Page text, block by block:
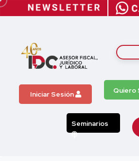
Iniciar Sesión Quiero
Seminarios